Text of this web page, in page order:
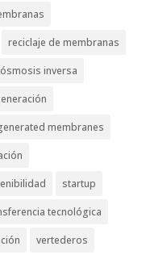
reciclaje de membranas
inversa
membranes
startup
tecnológica
vertederos